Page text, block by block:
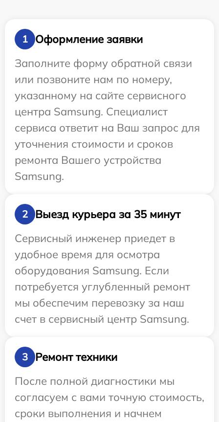
1
Оформление заявки
Заполните форму обратной связи
или позвоните нам по номеру,
указанному на сайте сервисного
центра Samsung. Специалист
сервиса ответит на Ваш запрос для
уточнения стоимости и сроков
ремонта Вашего устройства
Samsung.
2
Выезд курьера за 35 минут
Сервисный инженер приедет в
удобное время для осмотра
оборудования Samsung. Если
потребуется углубленный ремонт
мы обеспечим перевозку за наш
счет в сервисный центр Samsung.
3
Ремонт техники
После полной диагностики мы
согласуем с вами точную стоимость,
сроки выполнения и начнем